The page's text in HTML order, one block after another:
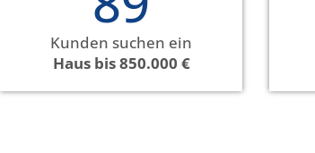
Kunden suchen ein
Haus bis 850.000 €